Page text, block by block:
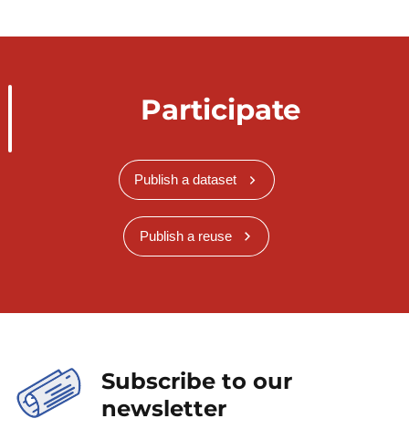
Participate
Publish a dataset
Publish a reuse
Subscribe to our
newsletter